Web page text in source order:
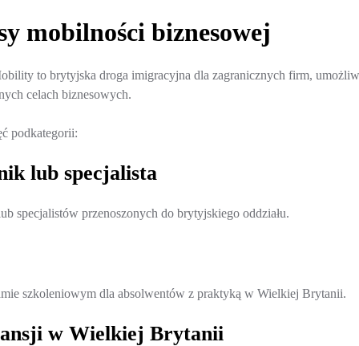
mobilności biznesowej
to brytyjska droga imigracyjna dla zagranicznych firm,
celach biznesowych.
podkategorii:
lub specjalista
specjalistów przenoszonych do brytyjskiego oddziału.
szkoleniowym dla absolwentów z praktyką w Wielkiej Brytanii.
w Wielkiej Brytanii